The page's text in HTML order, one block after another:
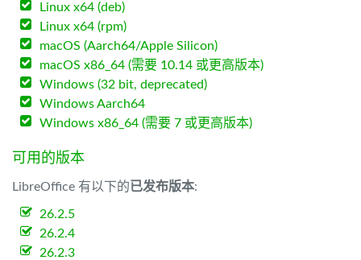
Linux x64 (deb)
Linux x64 (rpm)
macOS (Aarch64/Apple Silicon)
macOS x86_64 (需要 10.14 或更高版本)
Windows (32 bit, deprecated)
Windows Aarch64
Windows x86_64 (需要 7 或更高版本)
可用的版本
LibreOffice 有以下的已发布版本:
26.2.5
26.2.4
26.2.3